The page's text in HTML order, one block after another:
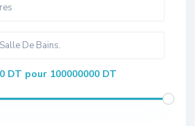
DT pour 100000000 DT